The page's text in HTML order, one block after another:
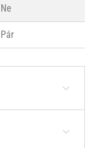
Ne
Pár